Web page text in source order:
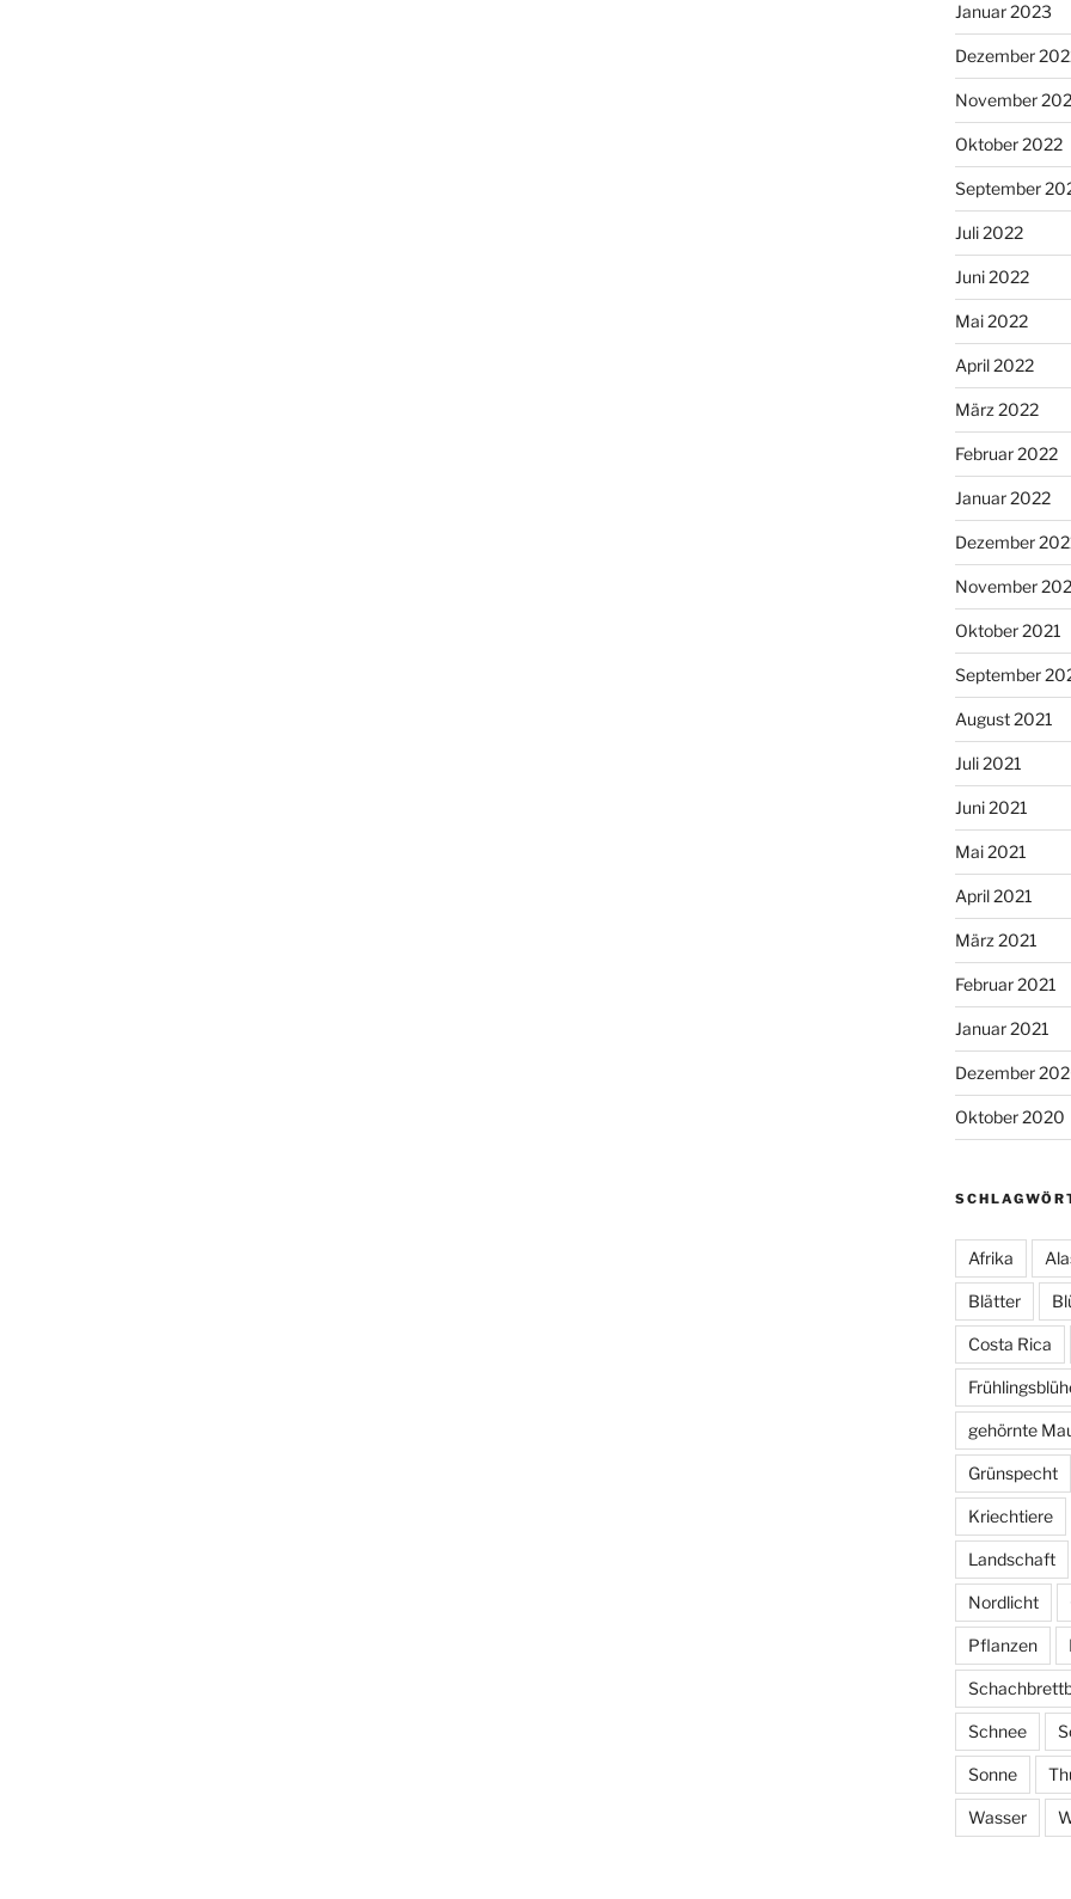
Januar 2023
Dezember
November
Oktober 2022
September
Juli 2022
Juni 2022
Mai 2022
April 2022
März 2022
Februar 2022
Januar 2022
Dezember
November
Oktober 2021
September
August 2021
Juli 2021
Juni 2021
Mai 2021
April 2021
März 2021
Februar 2021
Januar 2021
Dezember
Oktober 2020
Afrika
Blätter
Costa Rica
gehörnte
Grünspecht
Kriechtiere
Landschaft
Nordlicht
Pflanzen
Schnee
Sonne
Wasser